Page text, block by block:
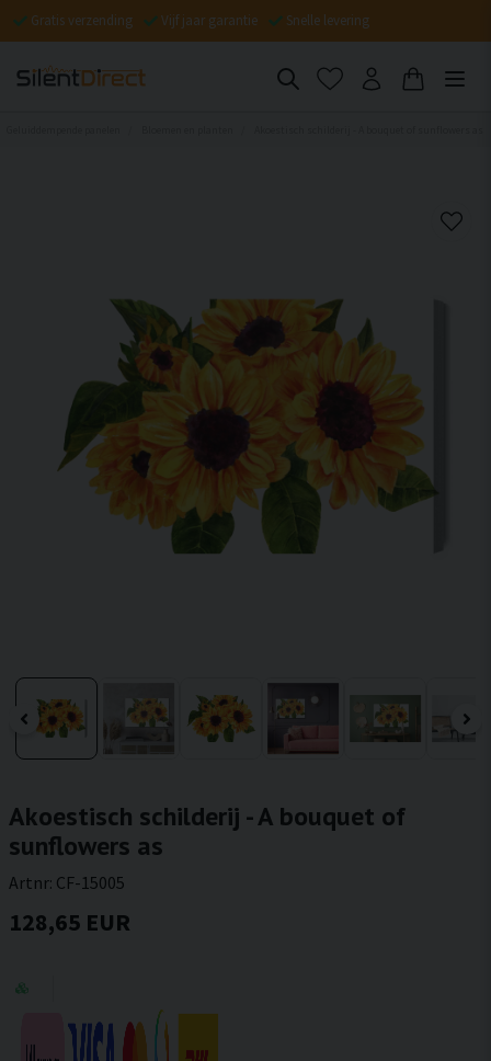
Gratis verzending Vijf jaar garantie Snelle levering
Akoestisch schilderij - A bouquet of
sunflowers as
Artnr: CF-15005
128,65 EUR